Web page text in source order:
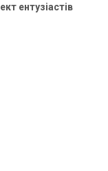
ентузіастів